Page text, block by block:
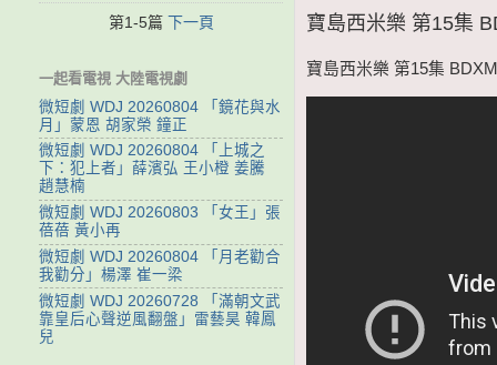
寶島西米樂 第15集
寶島西米樂 第15集
第1-5篇 下一頁
一起看電視 大陸電視劇
微短劇 WDJ 20260804 「鏡花與水
月」蒙恩 胡家榮 鐘正
微短劇 WDJ 20260804 「上城之
下：犯上者」薛濱弘 王小橙 姜騰
趙慧楠
微短劇 WDJ 20260803 「女王」張
蓓蓓 黃小再
微短劇 WDJ 20260804 「月老勸合
我勸分」楊澤 崔一梁
微短劇 WDJ 20260728 「滿朝文武
靠皇后心聲逆風翻盤」雷藝昊 韓鳳
兒